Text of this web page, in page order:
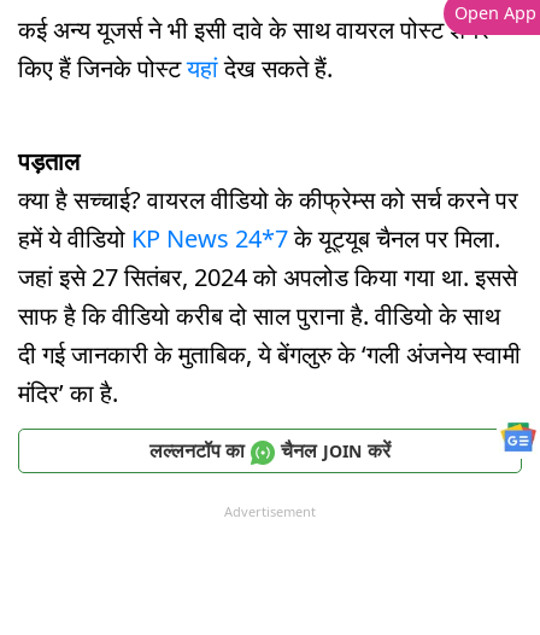
कई अन्य यूजर्स ने भी इसी दावे के साथ वायरल पोस्ट शेयर
किए हैं जिनके पोस्टयहांदेख सकते हैं.
पड़ताल
क्या है सच्चाई? वायरल वीडियो के कीफ्रेम्स को सर्च करने पर
हमें ये वीडियो KP News 24*7के यूट्यूब चैनल पर मिला.
जहां इसे 27 सितंबर, 2024 को अपलोड किया गया था. इससे
साफ है कि वीडियो करीब दो साल पुराना है. वीडियो के साथ
दी गई जानकारी के मुताबिक, ये बेंगलुरु के ‘गली अंजनेय स्वामी
मंदिर’ का है.
लल्लनटॉप का चैनल JOIN करें
Advertisement
Open App